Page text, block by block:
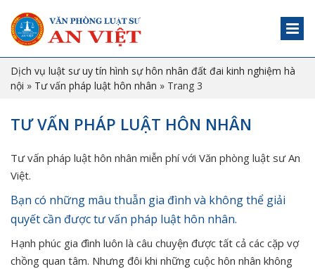
Dịch vụ luật sư uy tín hình sự hôn nhân đất đai kinh nghiệm hà
nội » Tư vấn pháp luật hôn nhân » Trang 3
TƯ VẤN PHÁP LUẬT HÔN NHÂN
Tư vấn pháp luật hôn nhân miễn phí với Văn phòng luật sư An
Việt.
Bạn có những mâu thuẫn gia đình và không thể giải
quyết cần được tư vấn pháp luật hôn nhân.
Hạnh phúc gia đình luôn là câu chuyện được tất cả các cặp vợ
chồng quan tâm. Nhưng đôi khi những cuộc hôn nhân không